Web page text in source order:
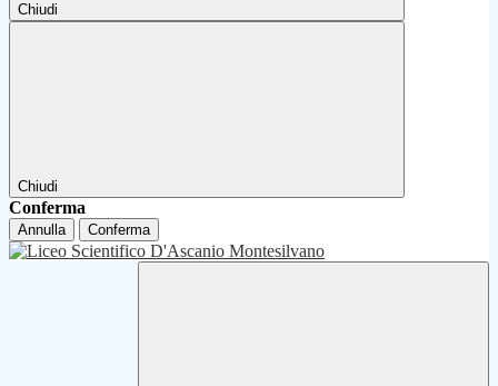
Chiudi
Chiudi
Conferma
Annulla Conferma